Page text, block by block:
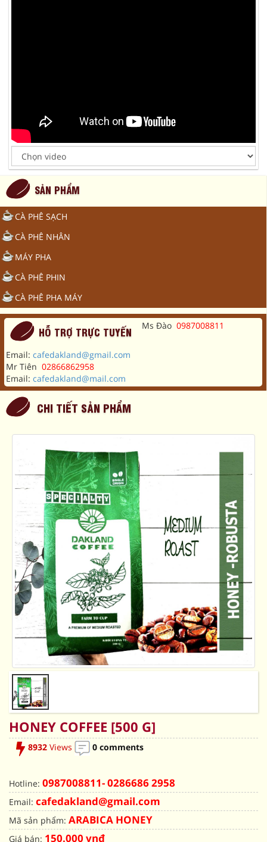
SẢN PHẨM
CÀ PHÊ SẠCH
CÀ PHÊ NHÂN
MÁY PHA
CÀ PHÊ PHIN
CÀ PHÊ PHA MÁY
HỖ TRỢ TRỰC TUYẾN Ms Đào 0987008811
Email: cafedakland@gmail.com
Mr Tiên 02866862958
Email: cafedakland@mail.com
CHI TIẾT SẢN PHẨM
HONEY COFFEE [500 G]
8932 Views 0 comments
Hotline: 0987008811- 0286686 2958
Email: cafedakland@gmail.com
Mã sản phẩm: ARABICA HONEY
Giá bán: 150.000 vnđ